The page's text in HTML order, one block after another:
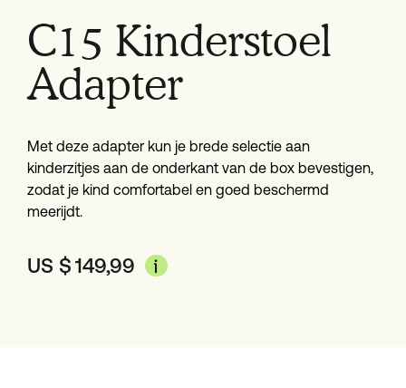
C15 Kinderstoel
Adapter
Met deze adapter kun je brede selectie aan
kinderzitjes aan de onderkant van de box bevestigen,
zodat je kind comfortabel en goed beschermd
meerijdt.
US $149,99